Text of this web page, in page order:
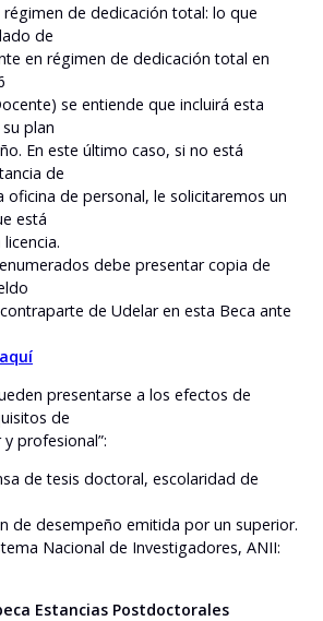
de dedicación total: lo que
de
en régimen de dedicación total en
se entiende que incluirá esta
plan
En este último caso, si no está
de
de personal, le solicitaremos un
está
debe presentar copia de
de Udelar en esta Beca ante
aquí
presentarse a los efectos de
de
profesional”:
de tesis doctoral, escolaridad de
de desempeño emitida por un superior.
Nacional de Investigadores, ANII:
Estancias Postdoctorales